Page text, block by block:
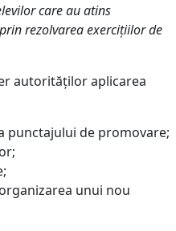
care au atins
rezolvarea exercițiilor de
autorităților aplicarea
punctajului de promovare;
unui nou